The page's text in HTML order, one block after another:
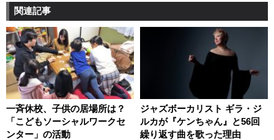
関連記事
一斉休校、子供の居場所は？
「こどもソーシャルワークセ
ンター」の活動
ジャズボーカリスト ギラ・ジ
ルカが『ケンちゃん』と56回
繰り返す曲を歌った理由